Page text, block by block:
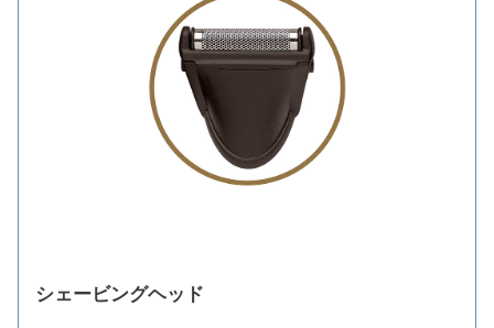
シェービングヘッド